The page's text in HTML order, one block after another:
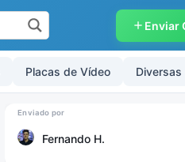
Enviar
Placas de Vídeo Diversas
Fernando H.